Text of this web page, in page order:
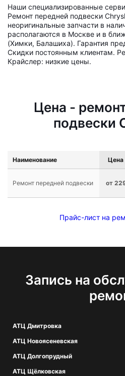
Наши специализированные
Ремонт передней подвески
неоригинальные запчасти в
располагаются в Москве и в
(Химки, Балашиха). Гарантия
Скидки постоянным клиентам.
Крайслер: низкие цены.
Цена -
подвески
Наименование Цена
Ремонт передней подвески от
Прайс-лист на
Запись на
АТЦ Дмитровка
АТЦ Новоясеневская
АТЦ Долгопрудный
АТЦ Щёлковская